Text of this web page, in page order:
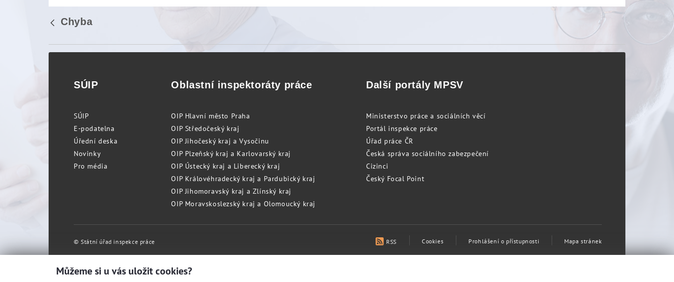
Zpět
Chyba
SÚIP
SÚIP
E-podatelna
Úřední deska
Novinky
Pro média
Oblastní inspektoráty práce
OIP Hlavní město Praha
OIP Středočeský kraj
OIP Jihočeský kraj a Vysočinu
OIP Plzeňský kraj a Karlovarský kraj
OIP Ústecký kraj a Liberecký kraj
OIP Královéhradecký kraj a Pardubický kraj
OIP Jihomoravský kraj a Zlínský kraj
OIP Moravskoslezský kraj a Olomoucký kraj
Další portály MPSV
Ministerstvo práce a sociálních věcí
Portál inspekce práce
Úřad práce ČR
Česká správa sociálního zabezpečení
Cizinci
Český Focal Point
RSS Cookies Prohlášení o přístupnosti Mapa stránek
© Státní úřad inspekce práce
Můžeme si u vás uložit cookies?